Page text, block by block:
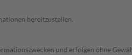
bereitzustellen.
und erfolgen ohne